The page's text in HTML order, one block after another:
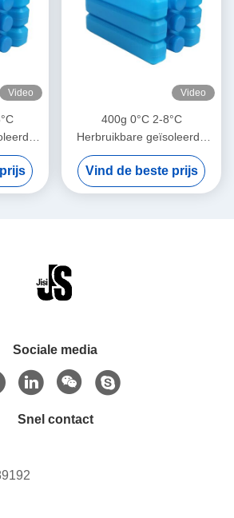
Video Video
400g 0°C 2-8°C
Herbruikbare geïsoleerde
voedingsmiddelen Vlees
koeling IJspakket voor
medische en buitenkoeling
Vind de beste prijs
Sociale media
Snel contact